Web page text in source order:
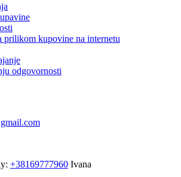
prilikom kupovine na internetu
odgovornosti
+38169777960 Ivana